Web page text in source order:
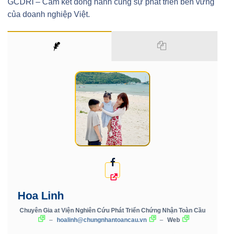
GCDRI – Cam kết đồng hành cùng sự phát triển bền vững
của doanh nghiệp Việt.
Hoa Linh
Chuyên Gia at Viện Nghiên Cứu Phát Triển Chứng Nhận Toàn Cầu
– hoalinh@chungnhantoancau.vn – Web